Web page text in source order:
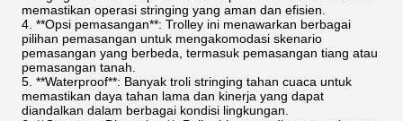
memastikan operasi stringing yang aman dan efisien.
4. **Opsi pemasangan**: Trolley ini menawarkan berbagai
pilihan pemasangan untuk mengakomodasi skenario
pemasangan yang berbeda, termasuk pemasangan tiang atau
pemasangan tanah.
5. **Waterproof**: Banyak troli stringing tahan cuaca untuk
memastikan daya tahan lama dan kinerja yang dapat
diandalkan dalam berbagai kondisi lingkungan.